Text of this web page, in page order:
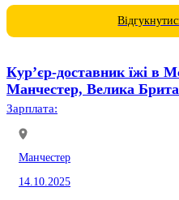
Кур’єр-доставник їжі в
Манчестер, Велика
Зарплата:
Манчестер
14.10.2025